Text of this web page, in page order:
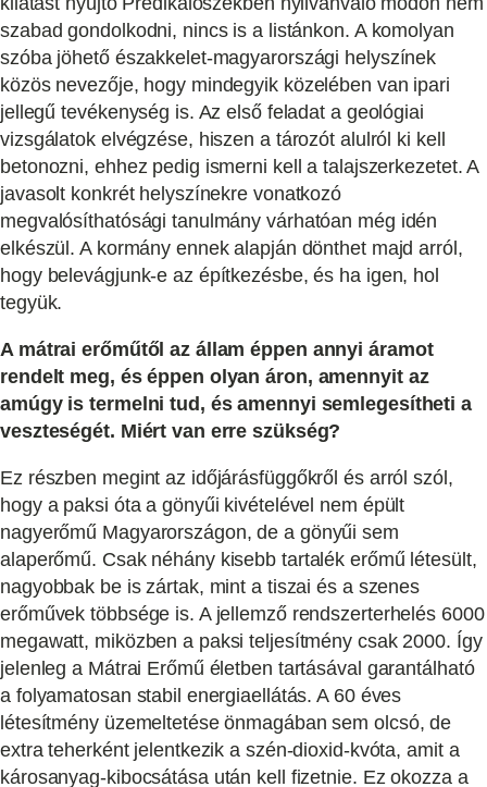
szabad gondolkodni, nincs is a listánkon. A komolyan
szóba jöhető északkelet-magyarországi helyszínek
közös nevezője, hogy mindegyik közelében van ipari
jellegű tevékenység is. Az első feladat a geológiai
vizsgálatok elvégzése, hiszen a tározót alulról ki kell
betonozni, ehhez pedig ismerni kell a talajszerkezetet. A
javasolt konkrét helyszínekre vonatkozó
megvalósíthatósági tanulmány várhatóan még idén
elkészül. A kormány ennek alapján dönthet majd arról,
hogy belevágjunk-e az építkezésbe, és ha igen, hol
tegyük.
A mátrai erőműtől az állam éppen annyi áramot
rendelt meg, és éppen olyan áron, amennyit az
amúgy is termelni tud, és amennyi semlegesítheti a
veszteségét. Miért van erre szükség?
Ez részben megint az időjárásfüggőkről és arról szól,
hogy a paksi óta a gönyűi kivételével nem épült
nagyerőmű Magyarországon, de a gönyűi sem
alaperőmű. Csak néhány kisebb tartalék erőmű létesült,
nagyobbak be is zártak, mint a tiszai és a szenes
erőművek többsége is. A jellemző rendszerterhelés 6000
megawatt, miközben a paksi teljesítmény csak 2000. Így
jelenleg a Mátrai Erőmű életben tartásával garantálható
a folyamatosan stabil energiaellátás. A 60 éves
létesítmény üzemeltetése önmagában sem olcsó, de
extra teherként jelentkezik a szén-dioxid-kvóta, amit a
károsanyag-kibocsátása után kell fizetnie. Ez okozza a